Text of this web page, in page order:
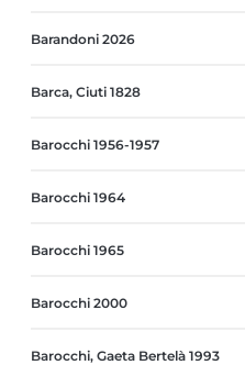
Barandoni 2026
Barca, Ciuti 1828
Barocchi 1956-1957
Barocchi 1964
Barocchi 1965
Barocchi 2000
Barocchi, Gaeta Bertelà 1993